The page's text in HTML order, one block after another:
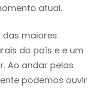
atual.
das maiores
do país e e um
Ao andar pelas
podemos ouvir